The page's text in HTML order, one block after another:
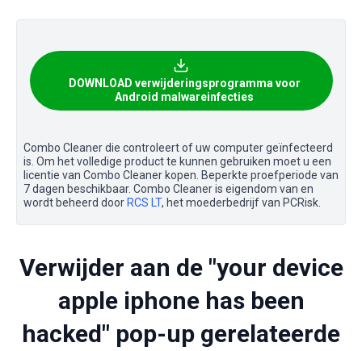
DOWNLOAD verwijderingsprogramma voor
Android malwareinfecties
Combo Cleaner die controleert of uw computer geïnfecteerd
is. Om het volledige product te kunnen gebruiken moet u een
licentie van Combo Cleaner kopen. Beperkte proefperiode van
7 dagen beschikbaar. Combo Cleaner is eigendom van en
wordt beheerd door RCS LT, het moederbedrijf van PCRisk.
Verwijder aan de "your device
apple iphone has been
hacked" pop-up gerelateerde